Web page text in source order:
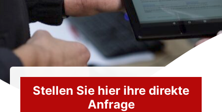
Stellen Sie hier ihre direkte
Anfrage